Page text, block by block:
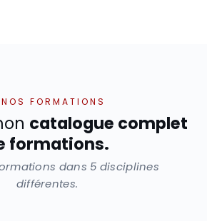
NOS FORMATIONS
catalogue complet
formations.
dans 5 disciplines
différentes.